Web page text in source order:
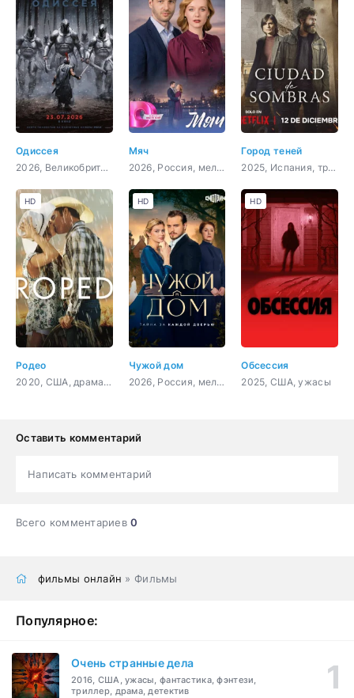
Одиссея
2026, Великобритания, США, фэнтези, боевик, приключения
Мяч
2026, Россия, мелодрама
Город теней
2025, Испания, триллер, драма, криминал, детектив
Родео
2020, США, драма, мелодрама
HD
Чужой дом
2026, Россия, мелодрама
HD
Обсессия
2025, США, ужасы
HD
Оставить комментарий
Написать комментарий
Всего комментариев0
фильмы онлайн » Фильмы
Популярное:
Очень странные дела
2016, США, ужасы, фантастика, фэнтези,
триллер, драма, детектив